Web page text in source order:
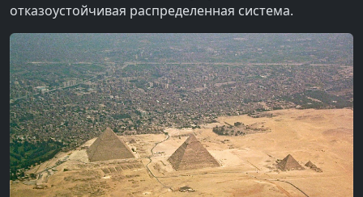
отказоустойчивая распределенная система.